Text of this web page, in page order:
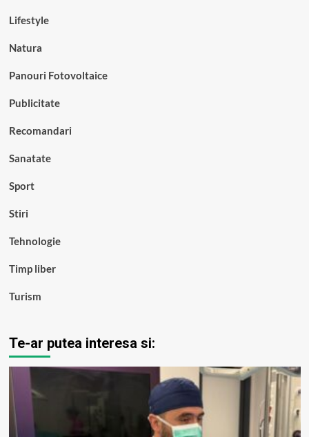
Lifestyle
Natura
Panouri Fotovoltaice
Publicitate
Recomandari
Sanatate
Sport
Stiri
Tehnologie
Timp liber
Turism
Te-ar putea interesa si: